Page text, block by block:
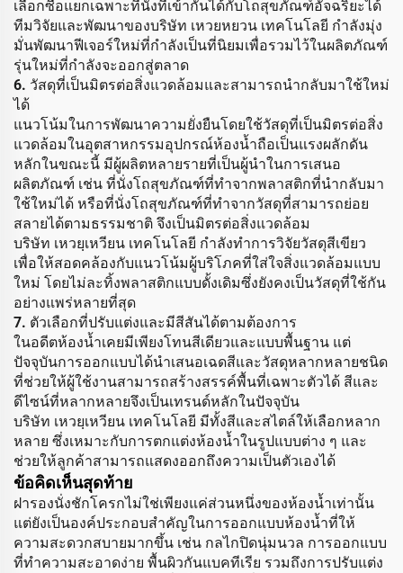
เลือกซื้อแยกเฉพาะที่นั่งที่เข้ากันได้กับโถสุขภัณฑ์อัจฉริยะได้
ทีมวิจัยและพัฒนาของบริษัท เหวยหยวน เทคโนโลยี กำลังมุ่ง
มั่นพัฒนาฟีเจอร์ใหม่ที่กำลังเป็นที่นิยมเพื่อรวมไว้ในผลิตภัณฑ์
รุ่นใหม่ที่กำลังจะออกสู่ตลาด
6. วัสดุที่เป็นมิตรต่อสิ่งแวดล้อมและสามารถนำกลับมาใช้ใหม่
ได้
แนวโน้มในการพัฒนาความยั่งยืนโดยใช้วัสดุที่เป็นมิตรต่อสิ่ง
แวดล้อมในอุตสาหกรรมอุปกรณ์ห้องน้ำถือเป็นแรงผลักดัน
หลักในขณะนี้ มีผู้ผลิตหลายรายที่เป็นผู้นำในการเสนอ
ผลิตภัณฑ์ เช่น ที่นั่งโถสุขภัณฑ์ที่ทำจากพลาสติกที่นำกลับมา
ใช้ใหม่ได้ หรือที่นั่งโถสุขภัณฑ์ที่ทำจากวัสดุที่สามารถย่อย
สลายได้ตามธรรมชาติ จึงเป็นมิตรต่อสิ่งแวดล้อม
บริษัท เหวยฺเหวียน เทคโนโลยี กำลังทำการวิจัยวัสดุสีเขียว
เพื่อให้สอดคล้องกับแนวโน้มผู้บริโภคที่ใส่ใจสิ่งแวดล้อมแบบ
ใหม่ โดยไม่ละทิ้งพลาสติกแบบดั้งเดิมซึ่งยังคงเป็นวัสดุที่ใช้กัน
อย่างแพร่หลายที่สุด
7. ตัวเลือกที่ปรับแต่งและมีสีสันได้ตามต้องการ
ในอดีตห้องน้ำเคยมีเพียงโทนสีเดียวและแบบพื้นฐาน แต่
ปัจจุบันการออกแบบได้นำเสนอเฉดสีและวัสดุหลากหลายชนิด
ที่ช่วยให้ผู้ใช้งานสามารถสร้างสรรค์พื้นที่เฉพาะตัวได้ สีและ
ดีไซน์ที่หลากหลายจึงเป็นเทรนด์หลักในปัจจุบัน
บริษัท เหวยฺเหวียน เทคโนโลยี มีทั้งสีและสไตล์ให้เลือกหลาก
หลาย ซึ่งเหมาะกับการตกแต่งห้องน้ำในรูปแบบต่าง ๆ และ
ช่วยให้ลูกค้าสามารถแสดงออกถึงความเป็นตัวเองได้
ข้อคิดเห็นสุดท้าย
ฝารองนั่งชักโครกไม่ใช่เพียงแค่ส่วนหนึ่งของห้องน้ำเท่านั้น
แต่ยังเป็นองค์ประกอบสำคัญในการออกแบบห้องน้ำที่ให้
ความสะดวกสบายมากขึ้น เช่น กลไกปิดนุ่มนวล การออกแบบ
ที่ทำความสะอาดง่าย พื้นผิวกันแบคทีเรีย รวมถึงการปรับแต่ง